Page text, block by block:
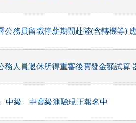
公務員留職停薪期間赴陸(含轉機等)
務人員退休所得重審後實發金額試算
中級、中高級測驗現正報名中